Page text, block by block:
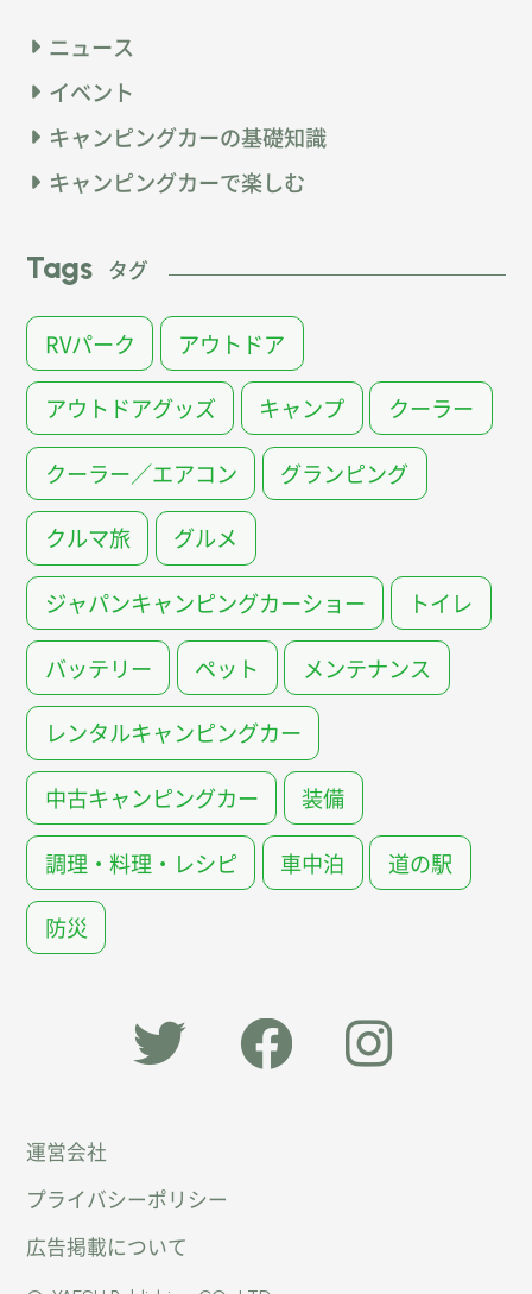
ニュース
イベント
キャンピングカーの基礎知識
キャンピングカーで楽しむ
Tags タグ
RVパーク アウトドア
アウトドアグッズ キャンプ クーラー
クーラー／エアコン グランピング
クルマ旅 グルメ
ジャパンキャンピングカーショー トイレ
バッテリー ペット メンテナンス
レンタルキャンピングカー
中古キャンピングカー 装備
調理・料理・レシピ 車中泊 道の駅
防災
ン
パー」
運営会社
プライバシーポリシー
広告掲載について